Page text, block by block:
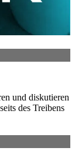
und diskutieren
des Treibens